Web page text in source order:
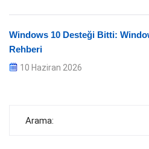
Windows 10 Desteği Bitti:
Rehberi
10 Haziran 2026